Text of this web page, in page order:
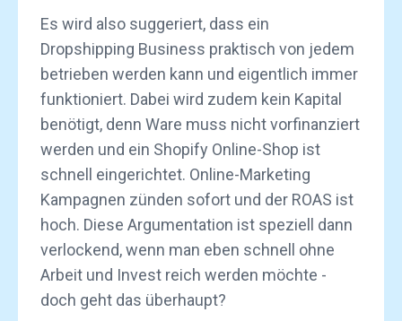
Es wird also suggeriert, dass ein
Dropshipping Business praktisch von jedem
betrieben werden kann und eigentlich immer
funktioniert. Dabei wird zudem kein Kapital
benötigt, denn Ware muss nicht vorfinanziert
werden und ein Shopify Online-Shop ist
schnell eingerichtet. Online-Marketing
Kampagnen zünden sofort und der ROAS ist
hoch. Diese Argumentation ist speziell dann
verlockend, wenn man eben schnell ohne
Arbeit und Invest reich werden möchte -
doch geht das überhaupt?